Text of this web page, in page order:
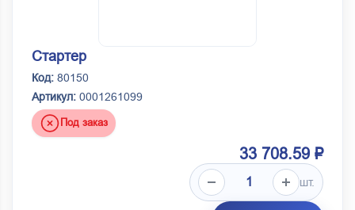
Стартер
Код: 80150
Артикул: 0001261099
Под заказ
33 708.59 ₽
шт.